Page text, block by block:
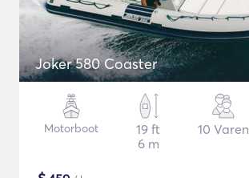
Joker 580 Coaster
Motorboot
19 ft
6 m
10 Varen